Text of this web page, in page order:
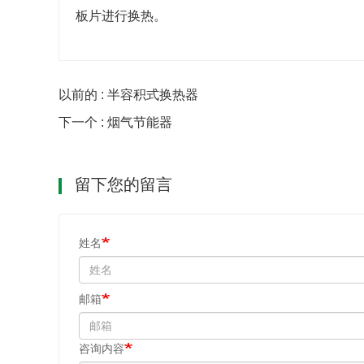
板片进行换热。
以前的 : 半容积式换热器
下一个 : 烟气节能器
留下您的留言
姓名
邮箱
咨询内容